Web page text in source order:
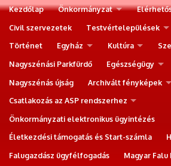
Kezdőlap Önkormányzat
Civil szervezetek
Testvértelepülések
Történet
Egyház Kultúra
Nagyszénási Parkfürdő
Egészségügy
Nagyszénás újság
Archivált fényképek
Csatlakozás az ASP rendszerhez
Önkormányzati elektronikus ügyintézés
Életkezdési támogatás és Start-számla
Falugazdász ügyfélfogadás
Magyar Falu